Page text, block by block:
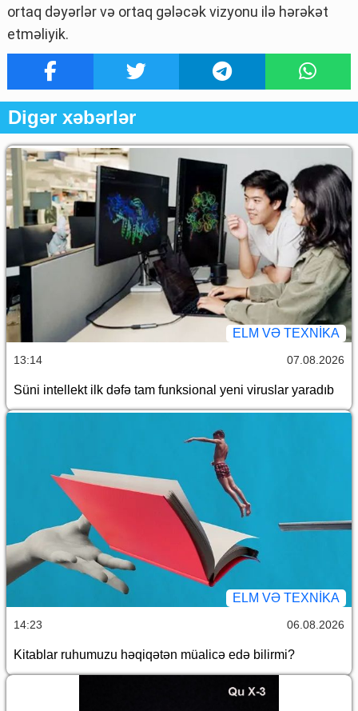
ortaq dəyərlər və ortaq gələcək vizyonu ilə hərəkət
etməliyik.
Digər xəbərlər
ELM VƏ TEXNIKA
13:14 07.08.2026
Süni intellekt ilk dəfə tam funksional yeni viruslar yaradıb
ELM VƏ TEXNIKA
14:23 06.08.2026
Kitablar ruhumuzu həqiqətən müalicə edə bilirmi?